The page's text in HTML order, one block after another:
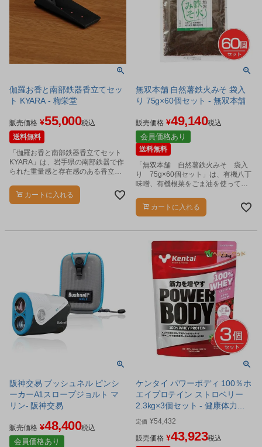
伽羅お香と南部鉄器香立てセッ
ト KYARA - 梅栄堂
販売価格 ¥55,000税込
送料無料
「伽羅お香と南部鉄器香立てセット
KYARA」は、岩手県の南部鉄器で作
られた重量感と存在感のある香立
る立体的な面構成が、 鋳物の質感と
合わさりモダンでありながら日本的
カートに入れる
無双本舗 自然薯鉄火みそ 袋入
り 75g×60個セット - 無双本舗
販売価格 ¥49,140税込
会員価格あり
送料無料
「無双本舗 自然薯鉄火みそ 袋入
り 75g×60個セット」は、有機八丁
味噌、有機根菜をごま油を使って釜
カートに入れる
阪神交易 ブッシュネル ピンシ
ーカーA1スロープジョルト マ
リン- 阪神交易
販売価格 ¥48,400税込
会員価格あり
ケンタイ パワーボディ 100％ホ
エイプロテイン ストロベリー
2.3kg×3個セット - 健康体力研
究所 （※2024年 甘味料変更
済） [kentai]
定価 ¥54,432
販売価格 ¥43,923税込